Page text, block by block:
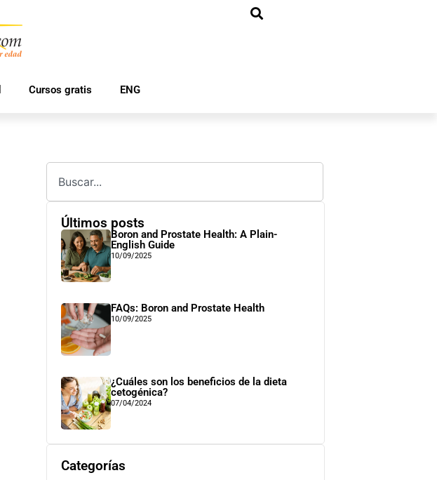
Cursos gratis ENG
Últimos posts
Boron and Prostate Health: A Plain-
English Guide
10/09/2025
FAQs: Boron and Prostate Health
10/09/2025
¿Cuáles son los beneficios de la dieta
cetogénica?
07/04/2024
Categorías